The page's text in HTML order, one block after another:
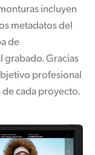
incluyen
metadatos del
de
grabado. Gracias
profesional
de cada proyecto.